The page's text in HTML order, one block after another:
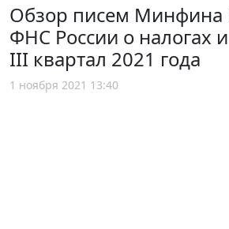
Обзор писем Минфина
ФНС России о налогах
III квартал 2021 года
1 ноября 2021 13:40